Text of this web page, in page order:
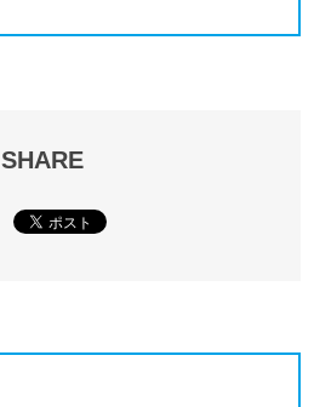
SHARE